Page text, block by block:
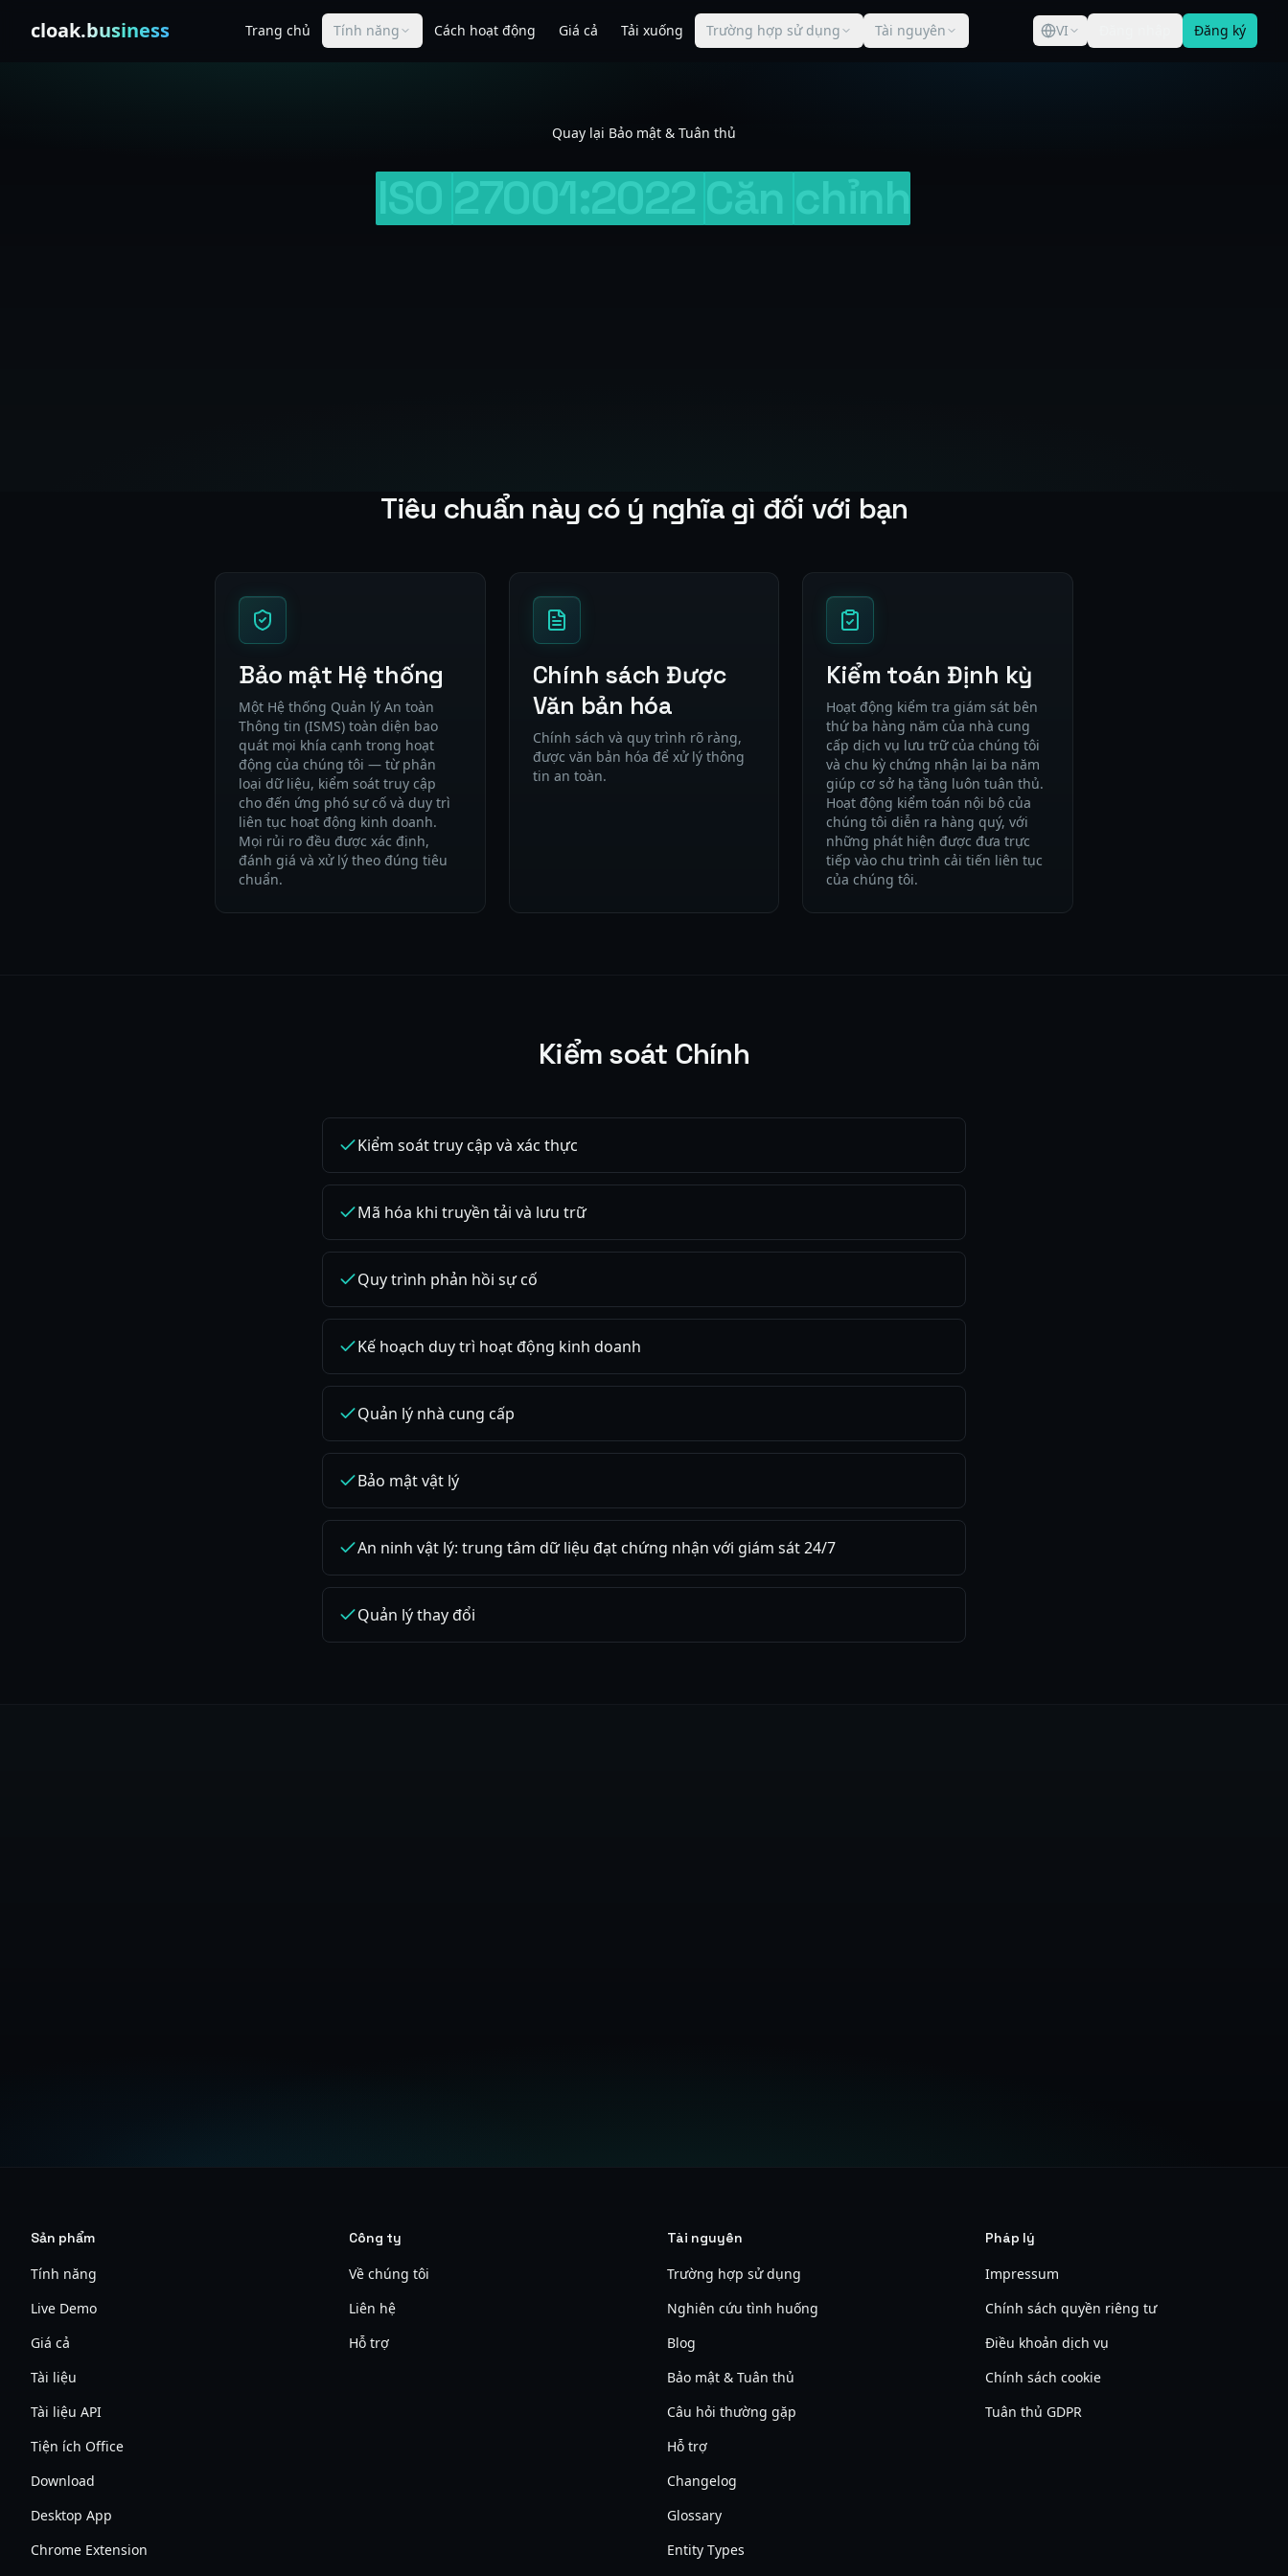
cloak.business Trang chủ Tính năng Cách hoạt động Giá cả Tải xuống Trường hợp sử dụng Tài nguyên VI Đăng ký
Quay lại Bảo mật & Tuân thủ
Tiêu chuẩn này có ý nghĩa gì đối với bạn
Bảo mật Hệ thống
Một Hệ thống Quản lý An toàn
Thông tin (ISMS) toàn diện bao
quát mọi khía cạnh trong hoạt
động của chúng tôi — từ phân
loại dữ liệu, kiểm soát truy cập
cho đến ứng phó sự cố và duy trì
liên tục hoạt động kinh doanh.
Mọi rủi ro đều được xác định,
đánh giá và xử lý theo đúng tiêu
chuẩn.
Chính sách Được
Văn bản hóa
Chính sách và quy trình rõ ràng,
được văn bản hóa để xử lý thông
tin an toàn.
Kiểm toán Định kỳ
Hoạt động kiểm tra giám sát bên
thứ ba hàng năm của nhà cung
cấp dịch vụ lưu trữ của chúng tôi
và chu kỳ chứng nhận lại ba năm
giúp cơ sở hạ tầng luôn tuân thủ.
Hoạt động kiểm toán nội bộ của
chúng tôi diễn ra hàng quý, với
những phát hiện được đưa trực
tiếp vào chu trình cải tiến liên tục
của chúng tôi.
Kiểm soát Chính
Kiểm soát truy cập và xác thực
Mã hóa khi truyền tải và lưu trữ
Quy trình phản hồi sự cố
Kế hoạch duy trì hoạt động kinh doanh
Quản lý nhà cung cấp
Bảo mật vật lý
An ninh vật lý: trung tâm dữ liệu đạt chứng nhận với giám sát 24/7
Quản lý thay đổi
Sản phẩm
Tính năng
Live Demo
Giá cả
Tài liệu
Tài liệu API
Tiện ích Office
Download
Desktop App
Chrome Extension
Công ty
Về chúng tôi
Liên hệ
Hỗ trợ
Tài nguyên
Trường hợp sử dụng
Nghiên cứu tình huống
Blog
Bảo mật & Tuân thủ
Câu hỏi thường gặp
Hỗ trợ
Changelog
Glossary
Entity Types
Pháp lý
Impressum
Chính sách quyền riêng tư
Điều khoản dịch vụ
Chính sách cookie
Tuân thủ GDPR